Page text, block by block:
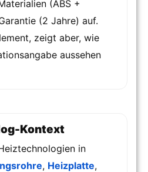
(ABS +
(2 Jahre) auf.
zeigt aber, wie
aussehen
Kontext
in
, Heizplatte,